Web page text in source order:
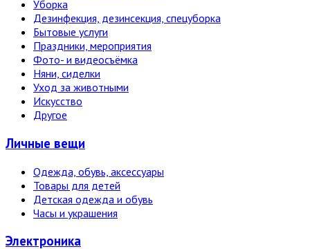
Уборка
Дезинфекция, дезинсекция, спецуборка
Бытовые услуги
Праздники, мероприятия
Фото- и видеосъёмка
Няни, сиделки
Уход за животными
Искусство
Другое
Личные вещи
Одежда, обувь, аксессуары
Товары для детей
Детская одежда и обувь
Часы и украшения
Электро­ника